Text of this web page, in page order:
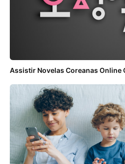
Assistir Novelas Coreanas Online